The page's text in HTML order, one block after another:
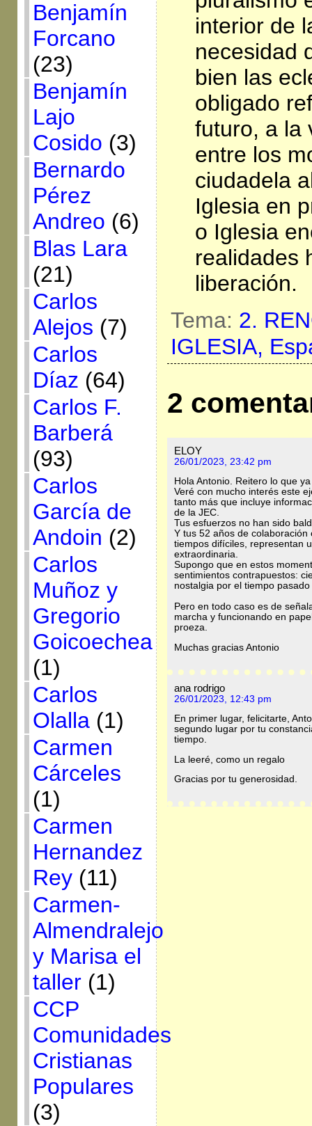
Benjamín
Forcano
(23)
Benjamín
Lajo
Cosido (3)
Bernardo
Pérez
Andreo (6)
Blas Lara
(21)
Carlos
Alejos (7)
Carlos
Díaz (64)
Carlos F.
Barberá
(93)
Carlos
García de
Andoin (2)
Carlos
Muñoz y
Gregorio
Goicoechea
(1)
Carlos
Olalla(1)
Carmen
Cárceles
(1)
Carmen
Hernandez
Rey(11)
Carmen-
Almendralejo
y Marisa el
taller(1)
CCP
Comunidades
Cristianas
Populares
(3)
interior de
necesidad
bien las
obligado
futuro, a la
entre los
ciudadela
Iglesia en
o Iglesia
realidades
liberación.
Tema: 2.
IGLESIA,
2
ELOY
26/01/2023, 23:42 pm
Hola Antonio. Reitero lo que
Veré con mucho interés este
tanto más que incluye
de la JEC.
Tus esfuerzos no han sido
Y tus 52 años de
tiempos difíciles, representan
extraordinaria.
Supongo que en estos
sentimientos contrapuestos:
nostalgia por el tiempo
Pero en todo caso es de
marcha y funcionando en
proeza.
Muchas gracias Antonio
ana rodrigo
26/01/2023, 12:43 pm
En primer lugar, felicitarte,
segundo lugar por tu
tiempo.
La leeré, como un regalo
Gracias por tu generosidad.